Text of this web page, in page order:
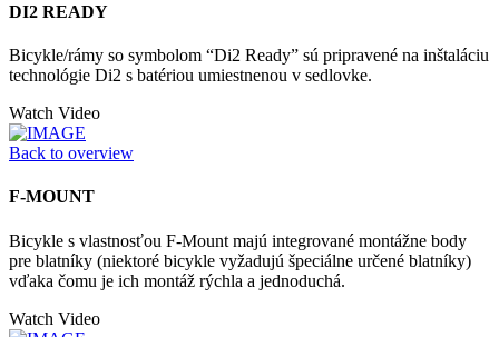
DI2 READY
Bicykle/rámy so symbolom “Di2 Ready” sú pripravené na inštaláciu
technológie Di2 s batériou umiestnenou v sedlovke.
Watch Video
Back to overview
F-MOUNT
Bicykle s vlastnosťou F-Mount majú integrované montážne body
pre blatníky (niektoré bicykle vyžadujú špeciálne určené blatníky)
vďaka čomu je ich montáž rýchla a jednoduchá.
Watch Video